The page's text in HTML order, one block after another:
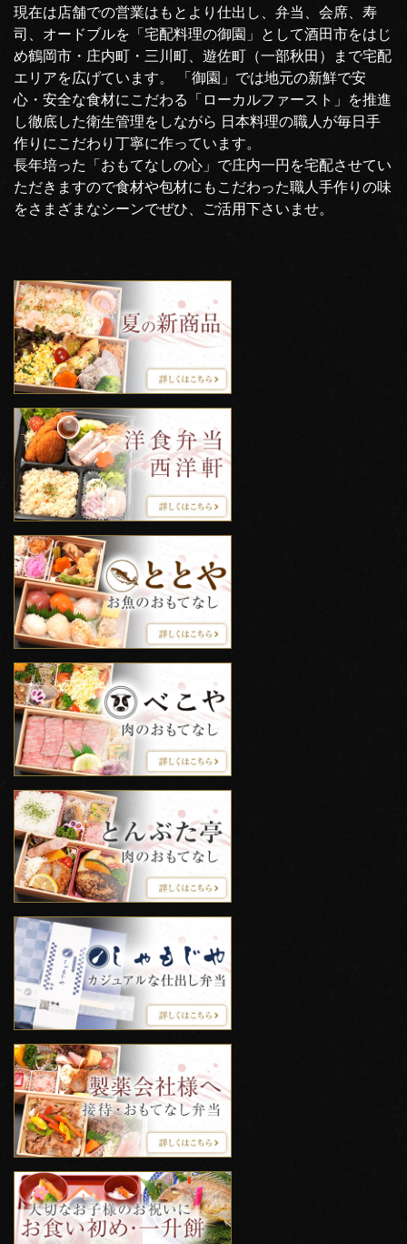
現在は店舗での営業はもとより仕出し、弁当、会席、寿
司、オードブルを「宅配料理の御園」として酒田市をはじ
め鶴岡市・庄内町・三川町、遊佐町（一部秋田）まで宅配
エリアを広げています。 「御園」では地元の新鮮で安
心・安全な食材にこだわる「ローカルファースト」を推進
し徹底した衛生管理をしながら 日本料理の職人が毎日手
作りにこだわり丁寧に作っています。
長年培った「おもてなしの心」で庄内一円を宅配させてい
ただきますので食材や包材にもこだわった職人手作りの味
をさまざまなシーンでぜひ、ご活用下さいませ。